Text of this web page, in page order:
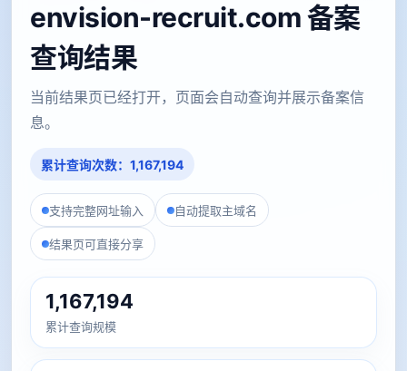
envision-recruit.com 备案
查询结果
当前结果页已经打开，页面会自动查询并展示备案信
息。
累计查询次数：1,167,194
支持完整网址输入 自动提取主域名
结果页可直接分享
1,167,194
累计查询规模